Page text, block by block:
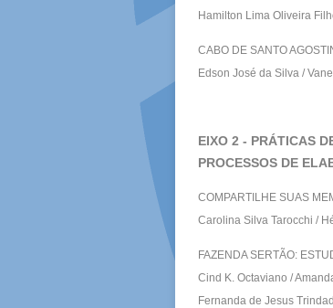
Hamilton Lima Oliveira
CABO DE SANTO
Edson José da Silva /
EIXO 2 - PRÁTICAS
PROCESSOS DE
COMPARTILHE SUAS
Carolina Silva Tarocchi /
FAZENDA SERTÃO:
Cind K. Octaviano /
Fernanda de Jesus